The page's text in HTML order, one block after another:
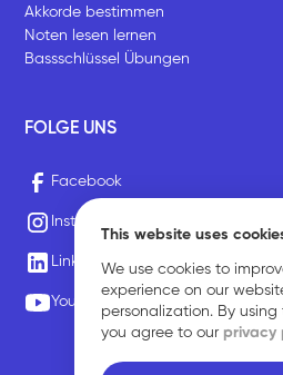
This website uses
We use cookies to
experience on our
personalization. By using
you agree to our privacy
Akkorde bestimmen
Noten lesen lernen
Bassschlüssel Übungen
FOLGE UNS
Facebook
Instagram
LinkedIn
Youtube